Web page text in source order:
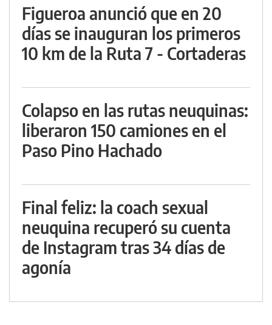
Figueroa anunció que en 20
días se inauguran los primeros
10 km de la Ruta 7 - Cortaderas
Colapso en las rutas neuquinas:
liberaron 150 camiones en el
Paso Pino Hachado
Final feliz: la coach sexual
neuquina recuperó su cuenta
de Instagram tras 34 días de
agonía